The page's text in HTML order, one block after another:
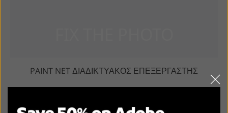
PAINT NET ΔΙΑΔΙΚΤΥΑΚΌΣ ΕΠΕΞΕΡΓΑΣΤΉΣ